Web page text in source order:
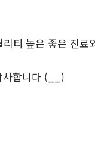
티 높은 좋은 진료
사합니다 (__)